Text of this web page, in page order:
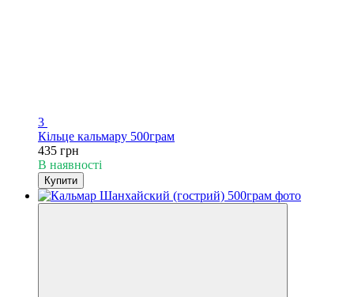
3
Кільце кальмару 500грам
435 грн
В наявності
Купити